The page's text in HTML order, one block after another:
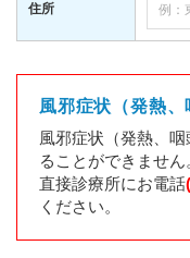
住所
風邪症状（発熱
風邪症状（発熱、
ることができません
直接診療所にお電話
ください。